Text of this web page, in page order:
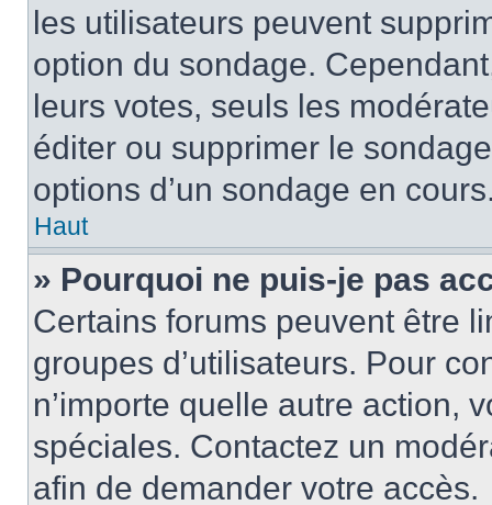
les utilisateurs peuvent
option du sondage.
leurs votes, seuls les
éditer ou supprimer le
options d’un sondage en
Haut
» Pourquoi ne puis-je pas
Certains forums peuvent être
groupes d’utilisateurs. Pour
n’importe quelle autre action,
spéciales. Contactez un
afin de demander votre accès.